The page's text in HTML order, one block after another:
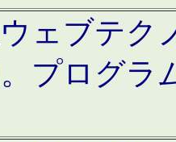
ェブテク
プログラ